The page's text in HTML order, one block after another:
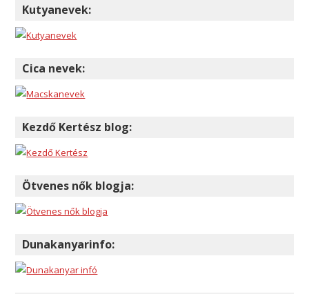
Kutyanevek:
Cica nevek:
Kezdő Kertész blog:
Ötvenes nők blogja:
Dunakanyarinfo: